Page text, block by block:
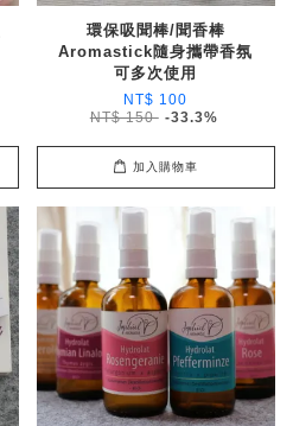
環保吸聞棒/聞香棒
Aromastick隨身攜帶香氛
可多次使用
NT$ 100
NT$ 150 -33.3%
加入購物車